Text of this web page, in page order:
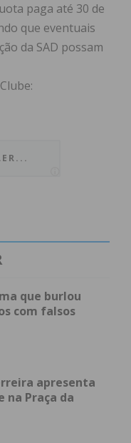
paga até 30 de
que eventuais
da SAD possam
de Ferreira
de
em
do
que burlou
com falsos
apresenta
na Praça da